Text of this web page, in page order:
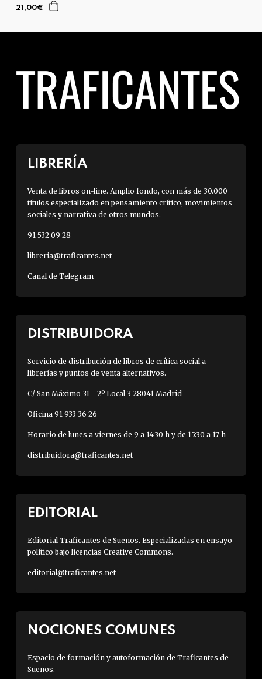
21,00€
LIBRERÍA
Venta de libros on-line. Amplio fondo, con más de 30.000
títulos especializado en pensamiento crítico, movimientos
sociales y narrativa de otros mundos.
91 532 09 28
libreria@traficantes.net
Canal de Telegram
DISTRIBUIDORA
Servicio de distribución de libros de crítica social a
librerías y puntos de venta alternativos.
C/ San Máximo 31 - 2º Local 3 28041 Madrid
Oficina 91 933 36 26
Horario de lunes a viernes de 9 a 14:30 h y de 15:30 a 17 h
distribuidora@traficantes.net
EDITORIAL
Editorial Traficantes de Sueños. Especializadas en ensayo
político bajo licencias Creative Commons.
editorial@traficantes.net
NOCIONES COMUNES
Espacio de formación y autoformación de Traficantes de
Sueños.